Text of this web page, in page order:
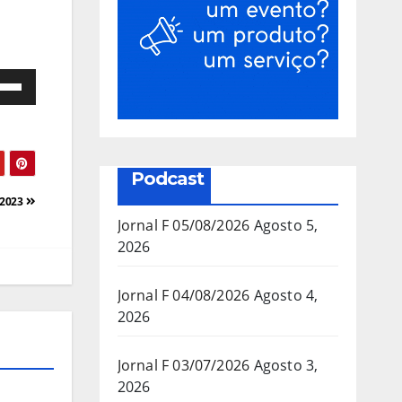
baixo
Podcast
Jornal F 05/08/2026 Agosto 5,
2026
Jornal F 04/08/2026 Agosto 4,
2026
Jornal F 03/07/2026 Agosto 3,
2026